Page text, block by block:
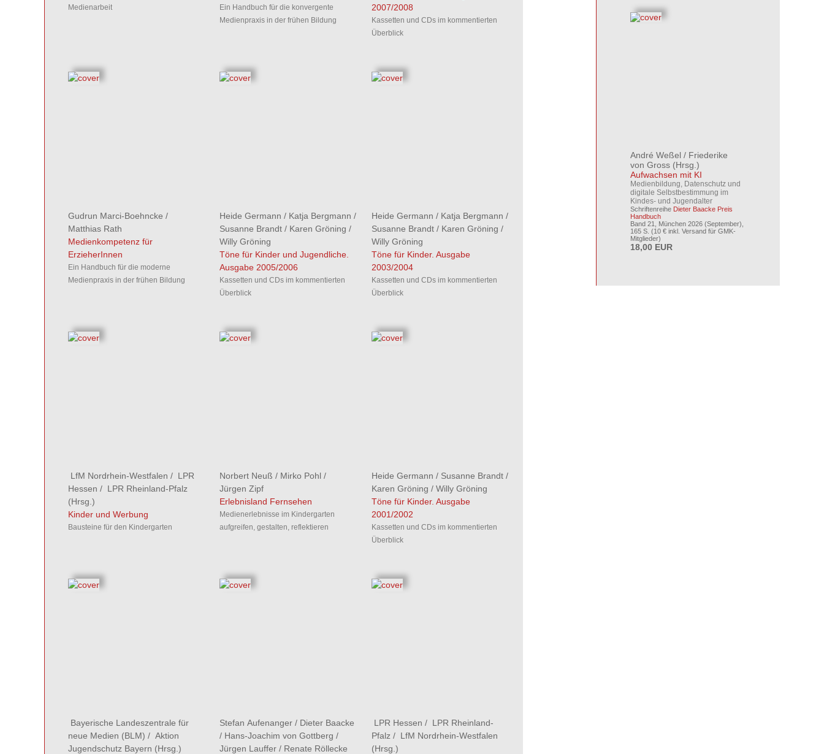
Medienarbeit
Ein Handbuch für die konvergente
Medienpraxis in der frühen Bildung
2007/2008
Kassetten und CDs im kommentierten
Überblick
Gudrun Marci-Boehncke /
Matthias Rath
Medienkompetenz für
ErzieherInnen
Ein Handbuch für die moderne
Medienpraxis in der frühen Bildung
Heide Germann / Katja Bergmann /
Susanne Brandt / Karen Gröning /
Willy Gröning
Töne für Kinder und Jugendliche.
Ausgabe 2005/2006
Kassetten und CDs im kommentierten
Überblick
Heide Germann / Katja Bergmann /
Susanne Brandt/ Karen Gröning /
Willy Gröning
Töne für Kinder. Ausgabe
2003/2004
Kassetten und CDs im kommentierten
Überblick
LfM Nordrhein-Westfalen / LPR
Hessen / LPR Rheinland-Pfalz
(Hrsg.)
Kinder und Werbung
Bausteine für den Kindergarten
Norbert Neuß / Mirko Pohl /
Jürgen Zipf
Erlebnisland Fernsehen
Medienerlebnisse im Kindergarten
aufgreifen, gestalten, reflektieren
Heide Germann / Susanne Brandt/
Karen Gröning / Willy Gröning
Töne für Kinder. Ausgabe
2001/2002
Kassetten und CDs im kommentierten
Überblick
Bayerische Landeszentrale für
neue Medien (BLM) / Aktion
Jugendschutz Bayern (Hrsg.)
Stefan Aufenanger / Dieter Baacke
/ Hans-Joachim von Gottberg /
Jürgen Lauffer / Renate Röllecke
LPR Hessen / LPR Rheinland-
Pfalz / LfM Nordrhein-Westfalen
(Hrsg.)
André Weßel / Friederike
von Gross (Hrsg.)
Aufwachsen mit KI
Medienbildung, Datenschutz und
digitale Selbstbestimmung im
Kindes- und Jugendalter
Schriftenreihe Dieter Baacke Preis
Handbuch
Band 21, München 2026 (September),
165 S. (10 € inkl. Versand für GMK-
Mitglieder)
18,00 EUR